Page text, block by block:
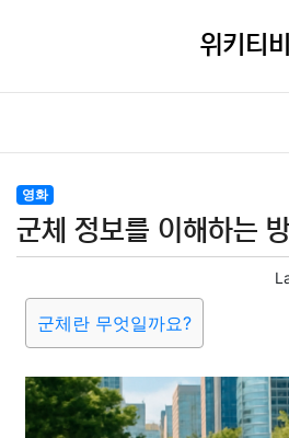
위키티비
영화
군체 정보를 이해하는
군체란 무엇일까요?